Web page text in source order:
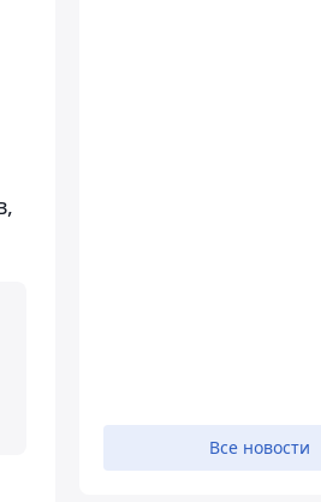
Все новости